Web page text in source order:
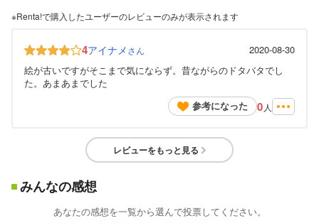
※Renta!で購入したユーザーのレビューのみが表示されます
4アイナメさん
2020-08-30
絵が古いですがそこまで気にならず。昔ながらのドタバタでし
た。あまあまでした
参考になった
0 人
レビューをもっと見る
みんなの感想
あなたの感想を一覧から選んで投票してください。